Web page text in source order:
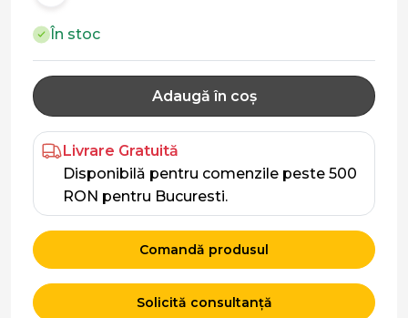
În stoc
Adaugă în coș
Livrare Gratuită
Disponibilă pentru comenzile peste 500
RON pentru Bucuresti.
Comandă produsul
Solicită consultanță